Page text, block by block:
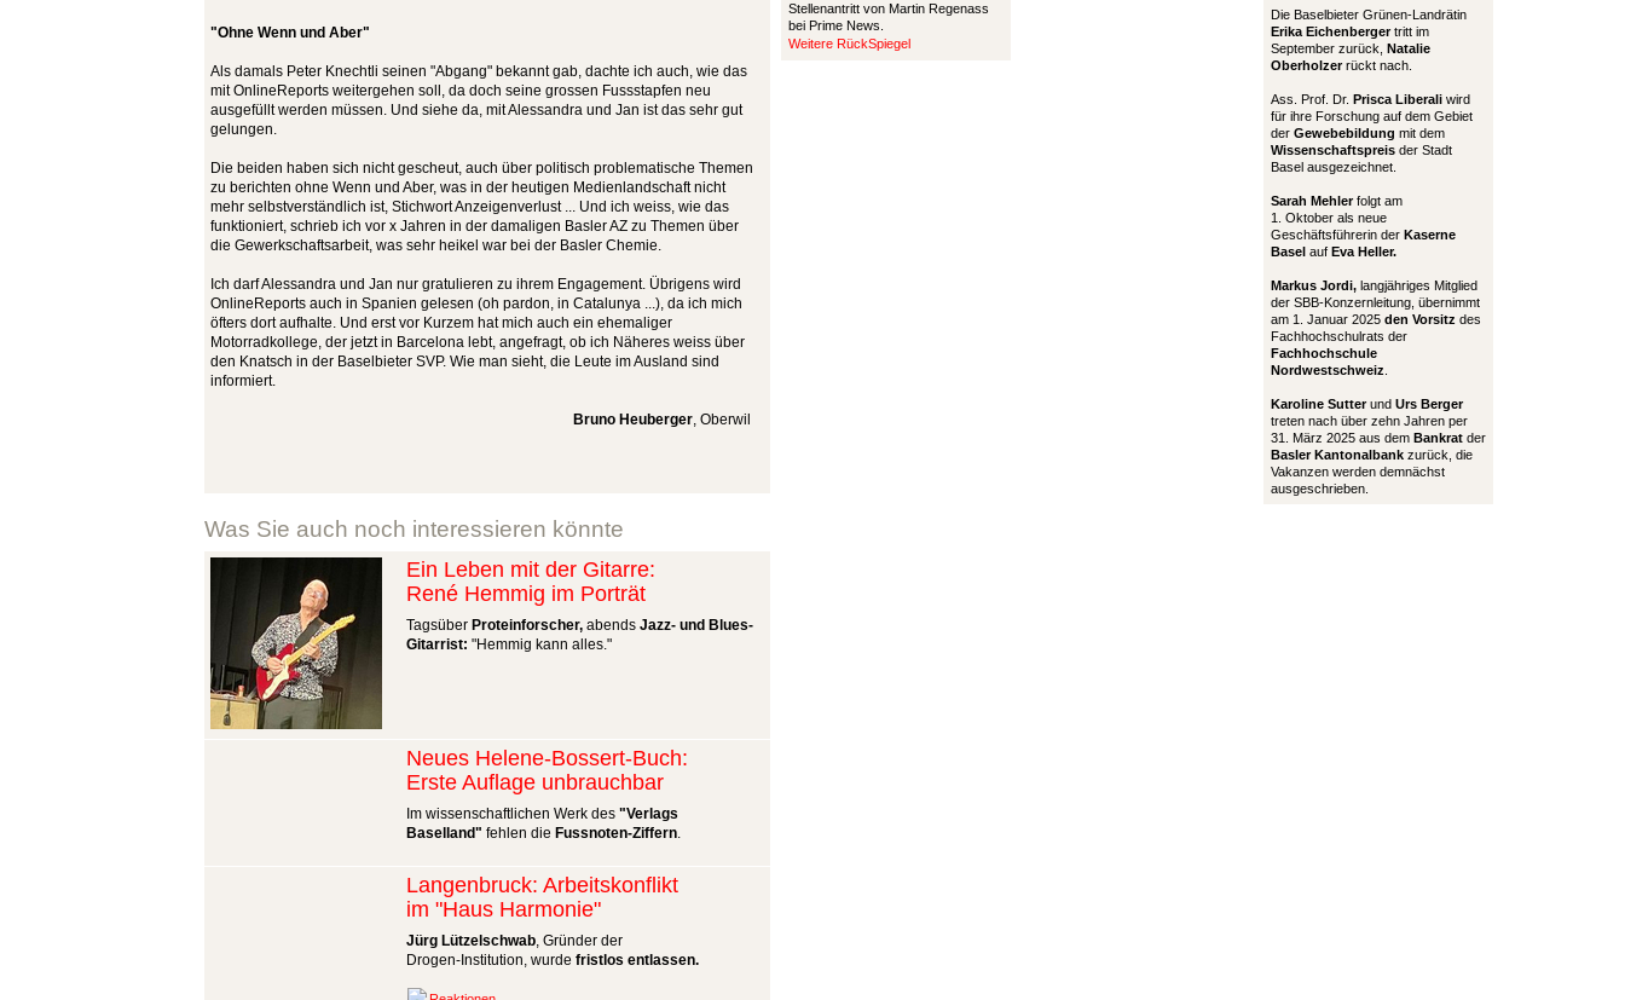
"Ohne Wenn und Aber"
Als damals Peter Knechtli seinen "Abgang" bekannt gab, dachte ich auch, wie das
mit OnlineReports weitergehen soll, da doch seine grossen Fussstapfen neu
ausgefüllt werden müssen. Und siehe da, mit Alessandra und Jan ist das sehr gut
gelungen.
Die beiden haben sich nicht gescheut, auch über politisch problematische Themen
zu berichten ohne Wenn und Aber, was in der heutigen Medienlandschaft nicht
mehr selbstverständlich ist, Stichwort Anzeigenverlust ... Und ich weiss, wie das
funktioniert, schrieb ich vor x Jahren in der damaligen Basler AZ zu Themen über
die Gewerkschaftsarbeit, was sehr heikel war bei der Basler Chemie.
Ich darf Alessandra und Jan nur gratulieren zu ihrem Engagement. Übrigens wird
OnlineReports auch in Spanien gelesen (oh pardon, in Catalunya ...), da ich mich
öfters dort aufhalte. Und erst vor Kurzem hat mich auch ein ehemaliger
Motorradkollege, der jetzt in Barcelona lebt, angefragt, ob ich Näheres weiss über
den Knatsch in der Baselbieter SVP. Wie man sieht, die Leute im Ausland sind
informiert.
Bruno Heuberger, Oberwil
Was Sie auch noch interessieren könnte
Ein Leben mit der Gitarre:
René Hemmig im Porträt
Tagsüber Proteinforscher, abends Jazz- und Blues-
Gitarrist: "Hemmig kann alles."
Neues Helene-Bossert-Buch:
Erste Auflage unbrauchbar
Im wissenschaftlichen Werk des "Verlags
Baselland" fehlen die Fussnoten-Ziffern.
Langenbruck: Arbeitskonflikt
im "Haus Harmonie"
Jürg Lützelschwab, Gründer der
Drogen-Institution, wurde fristlos entlassen.
Stellenantritt von Martin Regenass
bei Prime News.
Weitere RückSpiegel
Die Baselbieter Grünen-Landrätin
Erika Eichenbergertritt im
September zurück, Natalie
Oberholzerrückt nach.
Ass. Prof. Dr. Prisca Liberali wird
für ihre Forschung auf dem Gebiet
der Gewebebildung mit dem
Wissenschaftspreis der Stadt
Basel ausgezeichnet.
Sarah Mehlerfolgt am
1. Oktober als neue
Geschäftsführerin der Kaserne
Basel auf Eva Heller.
Markus Jordi, langjähriges Mitglied
der SBB-Konzernleitung, übernimmt
am 1. Januar 2025 den Vorsitz des
Fachhochschulrats der
Fachhochschule
Nordwestschweiz
Karoline Sutterund Urs Berger
treten nach über zehn Jahren per
31. März 2025 aus dem Bankrat der
Basler Kantonalbank zurück, die
Vakanzen werden demnächst
ausgeschrieben.